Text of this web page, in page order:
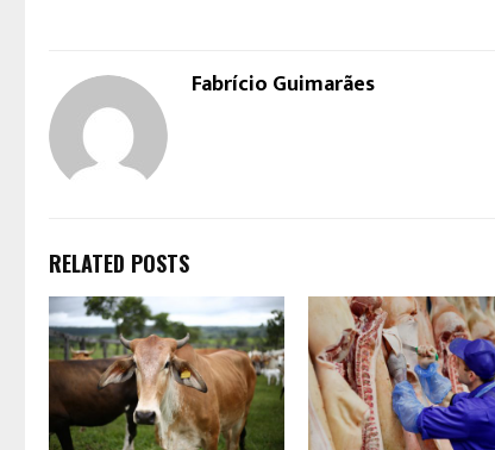
Fabrício Guimarães
RELATED POSTS